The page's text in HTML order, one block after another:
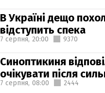
В Україні дещо
відступить спека
7 серпня, 20:00 9370
Синоптикиня
очікувати після
7 серпня, 08:00 2444